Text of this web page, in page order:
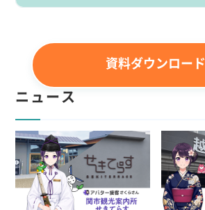
資料ダウンロード
ニュース